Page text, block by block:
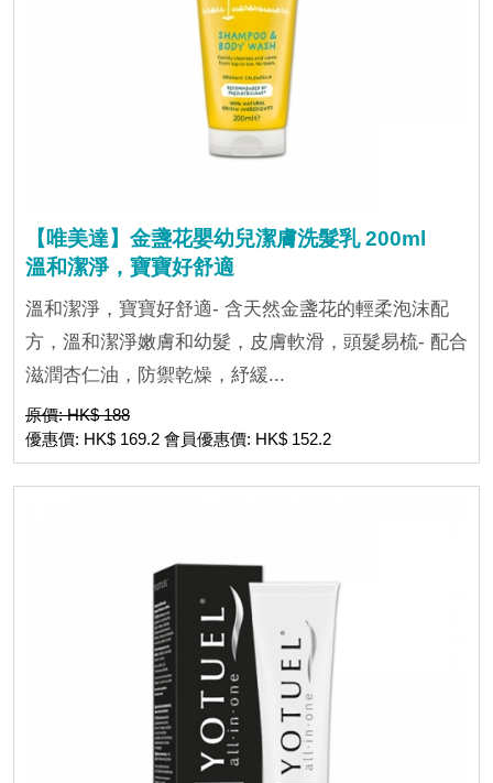
【唯美達】金盞花嬰幼兒潔膚洗髮乳 200ml
溫和潔淨，寶寶好舒適
溫和潔淨，寶寶好舒適- 含天然金盞花的輕柔泡沫配
方，溫和潔淨嫩膚和幼髮，皮膚軟滑，頭髮易梳- 配合
滋潤杏仁油，防禦乾燥，紓緩...
原價: HK$ 188
優惠價: HK$ 169.2 會員優惠價: HK$ 152.2